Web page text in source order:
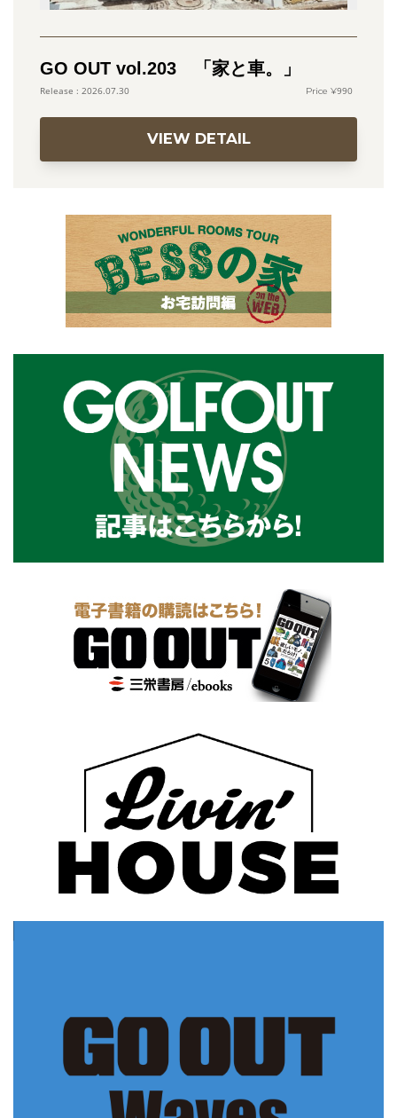
GO OUT vol.203 「家と車。」
2026.07.30 990
VIEW DETAIL